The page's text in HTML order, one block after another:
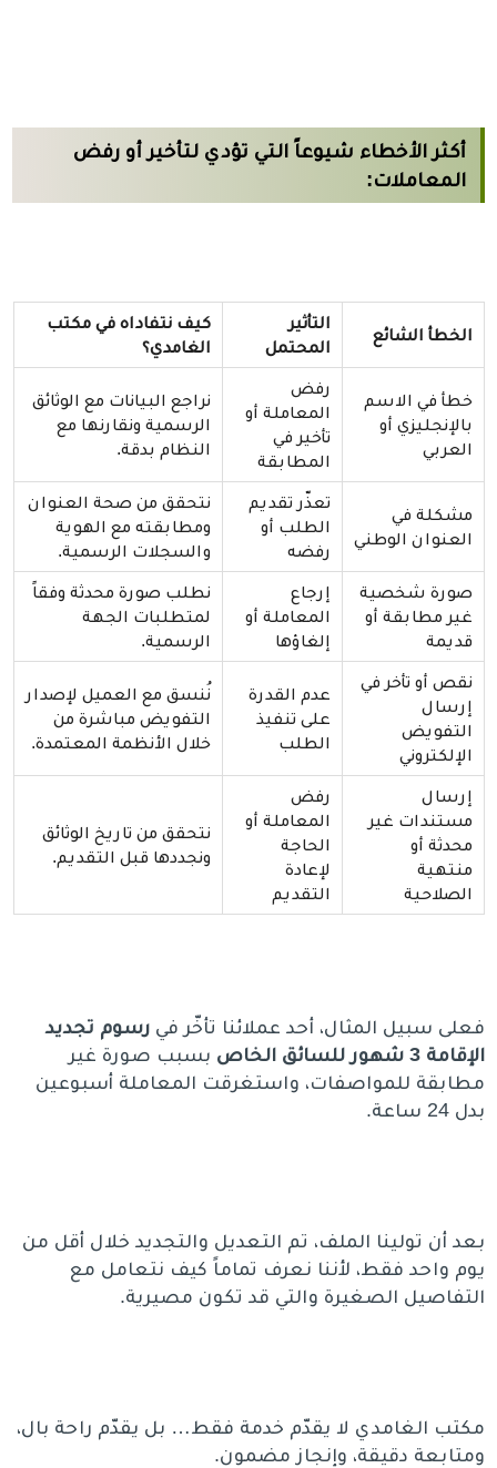
أكثر الأخطاء شيوعاً التي تؤدي لتأخير أو رفض
المعاملات:
الخطأ الشائع
التأثير
المحتمل
كيف نتفاداه في مكتب
الغامدي؟
خطأ في الاسم
بالإنجليزي أو
العربي
رفض
المعاملة أو
تأخير في
المطابقة
نراجع البيانات مع الوثائق
الرسمية ونقارنها مع
النظام بدقة.
مشكلة في
العنوان الوطني
تعذّر تقديم
الطلب أو
رفضه
نتحقق من صحة العنوان
ومطابقته مع الهوية
والسجلات الرسمية.
صورة شخصية
غير مطابقة أو
قديمة
إرجاع
المعاملة أو
إلغاؤها
نطلب صورة محدثة وفقاً
لمتطلبات الجهة
الرسمية.
نقص أو تأخر في
إرسال
التفويض
الإلكتروني
عدم القدرة
على تنفيذ
الطلب
نُنسق مع العميل لإصدار
التفويض مباشرة من
خلال الأنظمة المعتمدة.
إرسال
مستندات غير
محدثة أو
منتهية
الصلاحية
رفض
المعاملة أو
الحاجة
لإعادة
التقديم
نتحقق من تاريخ الوثائق
ونجددها قبل التقديم.
فعلى سبيل المثال، أحد عملائنا تأخّر فيرسوم تجديد
الإقامة 3 شهور للسائق الخاص
بسبب صورة غير
مطابقة للمواصفات، واستغرقت المعاملة أسبوعين
بدل 24 ساعة.
بعد أن تولينا الملف، تم التعديل والتجديد خلال أقل من
يوم واحد فقط، لأننا نعرف تماماً كيف نتعامل مع
التفاصيل الصغيرة والتي قد تكون مصيرية.
مكتب الغامدي لا يقدّم خدمة فقط… بل يقدّم راحة بال،
ومتابعة دقيقة، وإنجاز مضمون.